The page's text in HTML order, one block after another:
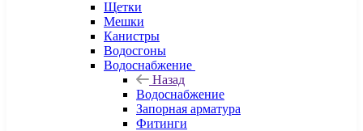
Щетки
Мешки
Канистры
Водосгоны
Водоснабжение
Назад
Водоснабжение
Запорная арматура
Фитинги